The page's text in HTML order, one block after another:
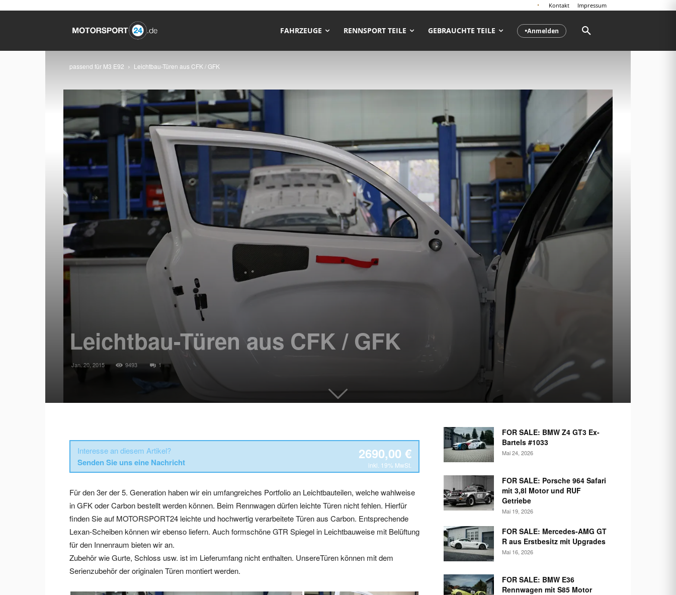
Kontakt Impressum
●Anmelden
FAHRZEUGE RENNSPORT TEILE GEBRAUCHTE TEILE
passend für M3 E92 Leichtbau-Türen aus CFK / GFK
Leichtbau-Türen aus CFK / GFK
Jan. 20, 2015 9493 1
Interesse an diesem Artikel?
Senden Sie uns eine Nachricht
2690,00 €
inkl. 19% MwSt.
Für den 3er der 5. Generation haben wir ein umfangreiches Portfolio an Leichtbauteilen, welche wahlweise
in GFK oder Carbon bestellt werden können. Beim Rennwagen dürfen leichte Türen nicht fehlen. Hierfür
finden Sie auf MOTORSPORT24 leichte und hochwertig verarbeitete Türen aus Carbon. Entsprechende
Lexan-Scheiben können wir ebenso liefern. Auch formschöne GTR Spiegel in Leichtbauweise mit Belüftung
für den Innenraum bieten wir an.
Zubehör wie Gurte, Schloss usw. ist im Lieferumfang nicht enthalten. UnsereTüren können mit dem
Serienzubehör der originalen Türen montiert werden.
FOR SALE: BMW Z4 GT3 Ex-
Bartels #1033
Mai 24, 2026
FOR SALE: Porsche 964 Safari
mit 3,8l Motor und RUF
Getriebe
Mai 19, 2026
FOR SALE: Mercedes-AMG GT
R aus Erstbesitz mit Upgrades
Mai 16, 2026
FOR SALE: BMW E36
Rennwagen mit S85 Motor